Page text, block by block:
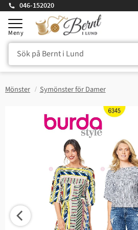
Meny
046-152020
Mönster Symönster för Damer